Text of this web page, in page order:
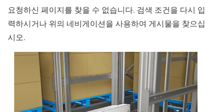
요청하신 페이지를 찾을 수 없습니다. 검색 조건을 다시 입
력하시거나 위의 네비게이션을 사용하여 게시물을 찾으십
시오.